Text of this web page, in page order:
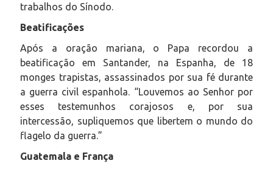
trabalhos do Sínodo.
Beatificações
Após a oração mariana, o Papa recordou a
beatificação em Santander, na Espanha, de 18
monges trapistas, assassinados por sua fé durante
a guerra civil espanhola. “Louvemos ao Senhor por
esses testemunhos corajosos e, por sua
intercessão, supliquemos que libertem o mundo do
flagelo da guerra.”
Guatemala e França